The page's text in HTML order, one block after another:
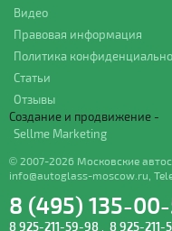
Видео
Правовая информация
Политика
Статьи
Отзывы
Создание и продвижение -
Sellme Marketing
© 2007-2026 Московские
info@autoglass-moscow.ru
8 (495) 135-
8 925-211-59-98 , 8 925-211-